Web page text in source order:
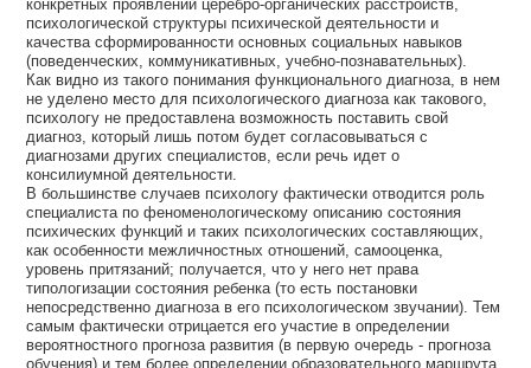
конкретных проявлений церебро-органических расстройств,
психологической структуры психической деятельности и
качества сформированности основных социальных навыков
(поведенческих, коммуникативных, учебно-познавательных).
Как видно из такого понимания функционального диагноза, в нем
не уделено место для психологического диагноза как такового,
психологу не предоставлена возможность поставить свой
диагноз, который лишь потом будет согласовываться с
диагнозами других специалистов, если речь идет о
консилиумной деятельности.
В большинстве случаев психологу фактически отводится роль
специалиста по феноменологическому описанию состояния
психических функций и таких психологических составляющих,
как особенности межличностных отношений, самооценка,
уровень притязаний; получается, что у него нет права
типологизации состояния ребенка (то есть постановки
непосредственно диагноза в его психологическом звучании). Тем
самым фактически отрицается его участие в определении
вероятностного прогноза развития (в первую очередь - прогноза
обучения) и тем более определении образовательного маршрута